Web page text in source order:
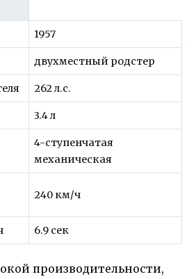
1957
двухместный родстер
262 л.с.
3.4 л
4-ступенчатая
механическая
240 км/ч
6.9 сек
производительности,